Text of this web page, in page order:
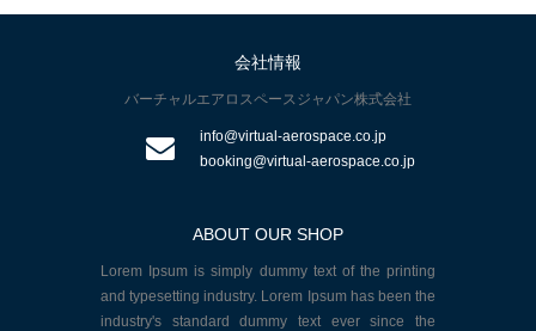
会社情報
バーチャルエアロスペースジャパン株式会社
info@virtual-aerospace.co.jp
booking@virtual-aerospace.co.jp
ABOUT OUR SHOP
Lorem Ipsum is simply dummy text of the printing
and typesetting industry. Lorem Ipsum has been the
industry's standard dummy text ever since the